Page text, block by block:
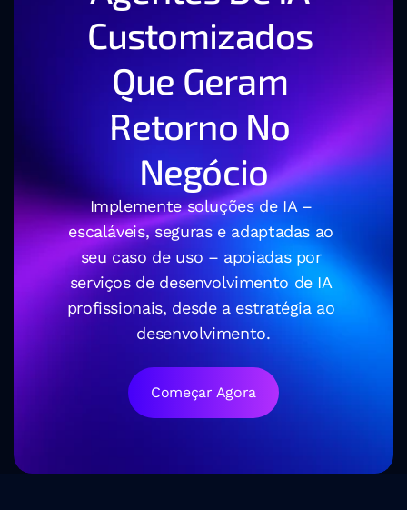
Customizados
Que Geram
Retorno No
Negócio
Implemente soluções de IA –
escaláveis, seguras e adaptadas ao
seu caso de uso – apoiadas por
serviços de desenvolvimento de IA
profissionais, desde a estratégia ao
desenvolvimento.
Começar Agora